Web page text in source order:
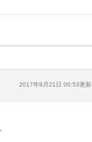
2017年9月21日 00:53更新